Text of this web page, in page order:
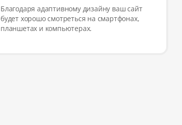
Благодаря адаптивному дизайну ваш сайт
будет хорошо смотреться на смартфонах,
планшетах и компьютерах.